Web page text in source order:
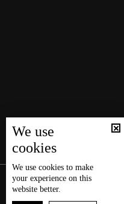
We use
cookies
We use cookies to make
your experience on this
website better.